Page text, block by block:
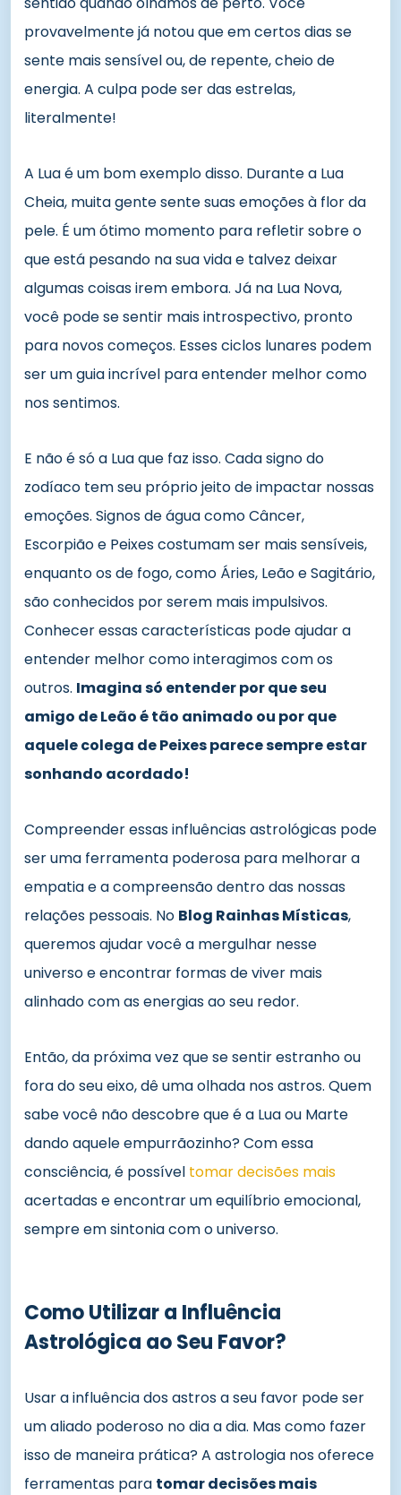
provavelmente já notou que em certos dias se
sente mais sensível ou, de repente, cheio de
energia. A culpa pode ser das estrelas,
literalmente!
A Lua é um bom exemplo disso. Durante a Lua
Cheia, muita gente sente suas emoções à flor da
pele. É um ótimo momento para refletir sobre o
que está pesando na sua vida e talvez deixar
algumas coisas irem embora. Já na Lua Nova,
você pode se sentir mais introspectivo, pronto
para novos começos. Esses ciclos lunares podem
ser um guia incrível para entender melhor como
nos sentimos.
E não é só a Lua que faz isso. Cada signo do
zodíaco tem seu próprio jeito de impactar nossas
emoções. Signos de água como Câncer,
Escorpião e Peixes costumam ser mais sensíveis,
enquanto os de fogo, como Áries, Leão e Sagitário,
são conhecidos por serem mais impulsivos.
Conhecer essas características pode ajudar a
entender melhor como interagimos com os
outros. Imagina só entender por que seu
amigo de Leão é tão animado ou por que
aquele colega de Peixes parece sempre estar
sonhando acordado!
Compreender essas influências astrológicas pode
ser uma ferramenta poderosa para melhorar a
empatia e a compreensão dentro das nossas
relações pessoais. No Blog Rainhas Místicas,
queremos ajudar você a mergulhar nesse
universo e encontrar formas de viver mais
alinhado com as energias ao seu redor.
Então, da próxima vez que se sentir estranho ou
fora do seu eixo, dê uma olhada nos astros. Quem
sabe você não descobre que é a Lua ou Marte
dando aquele empurrãozinho? Com essa
consciência, é possível tomar decisões mais
acertadas e encontrar um equilíbrio emocional,
sempre em sintonia com o universo.
Como Utilizar a Influência
Astrológica ao Seu Favor?
Usar a influência dos astros a seu favor pode ser
um aliado poderoso no dia a dia. Mas como fazer
isso de maneira prática? A astrologia nos oferece
ferramentas para tomar decisões mais